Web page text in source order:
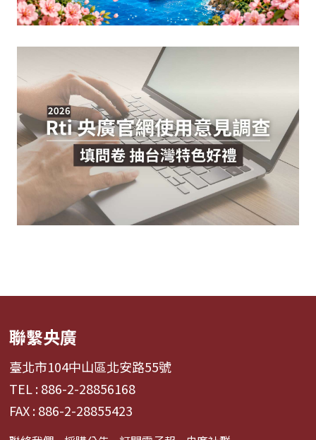
聯繫央廣
臺北市104中山區北安路55號
TEL : 886-2-28856168
FAX : 886-2-28855423